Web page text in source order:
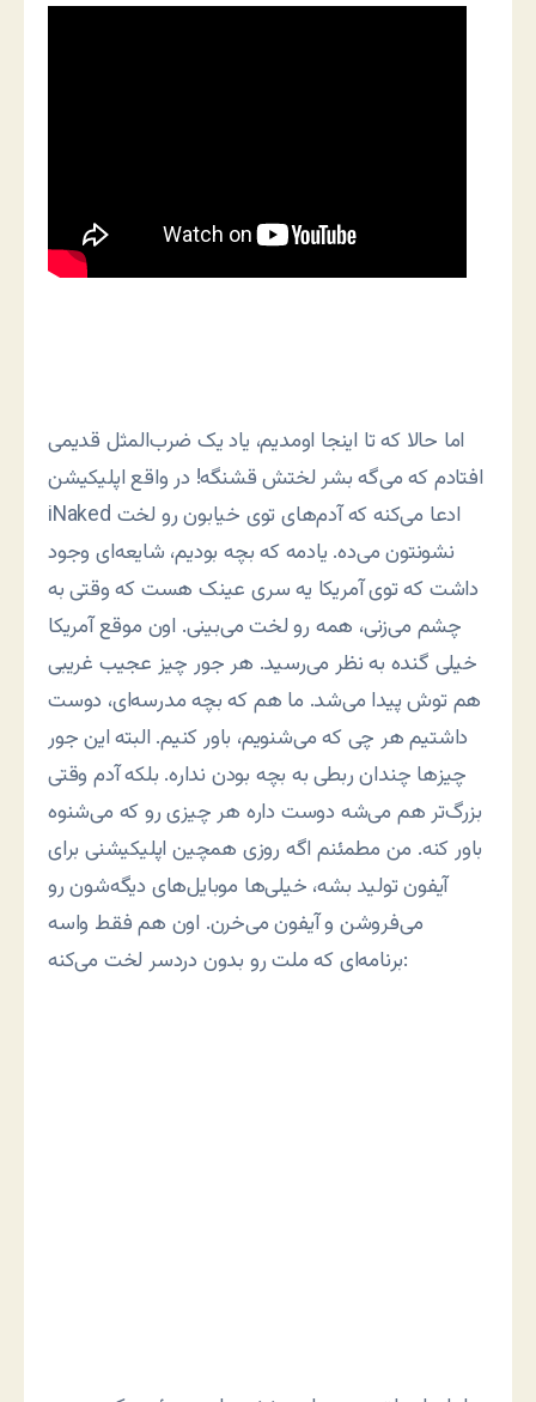
اما حالا که تا اینجا اومدیم، یاد یک ضرب‌المثل قدیمی
افتادم که می‌گه بشر لختش قشنگه! در واقع اپلیکیشن
iNaked ادعا می‌کنه که آدم‌های توی خیابون رو لخت
نشونتون می‌ده. یادمه که بچه بودیم، شایعه‌ای وجود
داشت که توی آمریکا یه سری عینک هست که وقتی به
چشم می‌زنی، همه رو لخت می‌بینی. اون موقع آمریکا
خیلی گنده به نظر می‌رسید. هر جور چیز عجیب غریبی
هم توش پیدا می‌شد. ما هم که بچه مدرسه‌ای، دوست
داشتیم هر چی که می‌شنویم، باور کنیم. البته این جور
چیزها چندان ربطی به بچه بودن نداره. بلکه آدم وقتی
بزرگ‌تر هم می‌شه دوست داره هر چیزی رو که می‌شنوه
باور کنه. من مطمئنم اگه روزی همچین اپلیکیشنی برای
آیفون تولید بشه، خیلی‌ها موبایل‌های دیگه‌شون رو
می‌فروشن و آیفون می‌خرن. اون هم فقط واسه
برنامه‌ای که ملت رو بدون دردسر لخت می‌کنه: